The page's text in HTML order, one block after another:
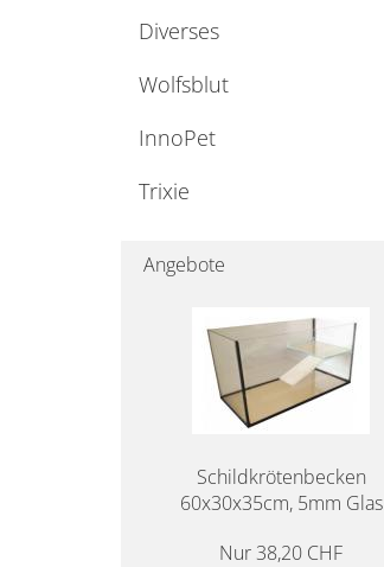
Diverses
Wolfsblut
InnoPet
Trixie
Angebote
Schild­krö­ten­be­cken
60x30x35cm, 5mm Glas
Nur 38,20 CHF